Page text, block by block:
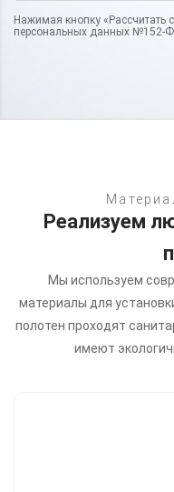
Нажимая кнопку «Рассчитать
персональных данных №152-
Реализуем
Мы используем
материалы для
полотен проходят
имеют